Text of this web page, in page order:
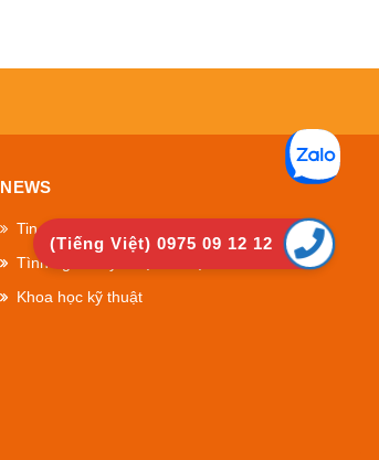
NEWS
Tin Công Ty
Tình ngành kỹ thuật cơ điện
Khoa học kỹ thuật
(Tiếng Việt) 0975 09 12 12